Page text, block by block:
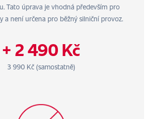
Tato úprava je vhodná především pro
a není určena pro běžný silniční provoz.
+ 2 490 Kč
3 990 Kč (samostatně)